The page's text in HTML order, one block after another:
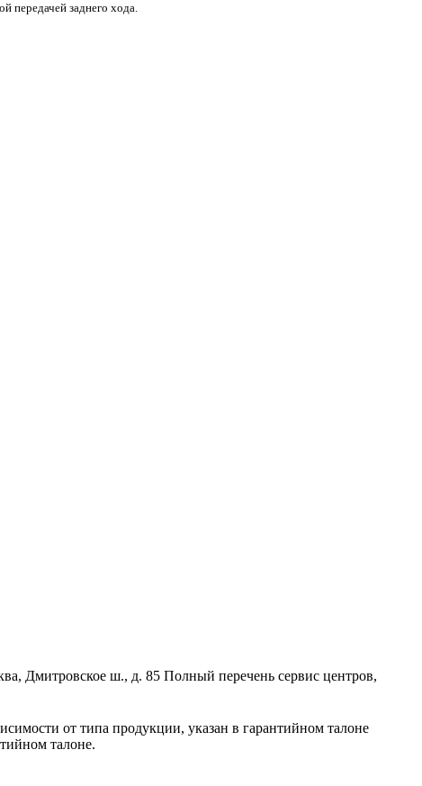
передачей заднего хода.
Дмитровское ш., д. 85 Полный перечень сервис центров,
от типа продукции, указан в гарантийном талоне
талоне.